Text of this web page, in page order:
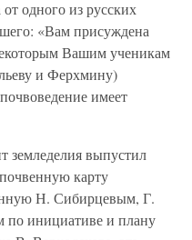
одного из русских
«Вам присуждена
Вашим ученикам
и Ферхмину)
имеет
земледелия выпустил
карту
Н. Сибирцевым, Г.
инициативе и плану